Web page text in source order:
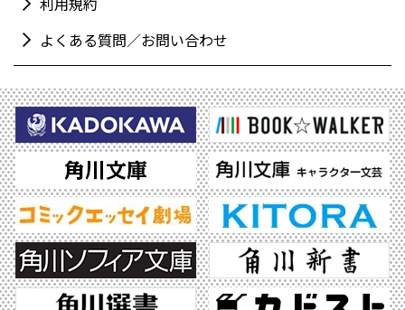
よくある質問／お問い合わせ